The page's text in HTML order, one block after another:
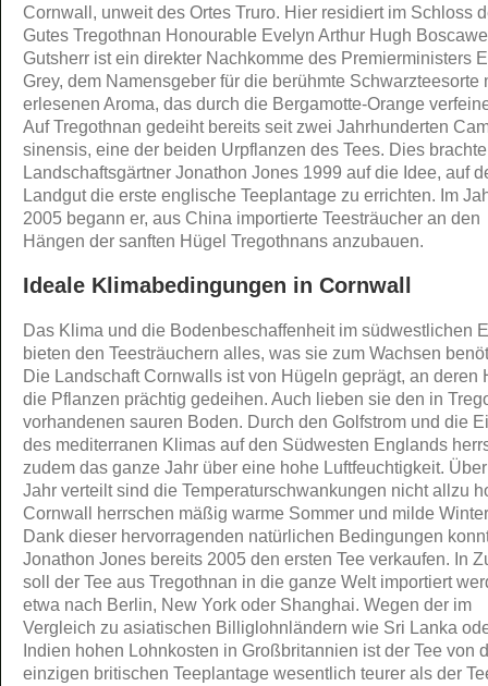
Cornwall, unweit des Ortes Truro. Hier residiert im Schloss
Gutes Tregothnan Honourable Evelyn Arthur Hugh
Gutsherr ist ein direkter Nachkomme des Premierministers
Grey, dem Namensgeber für die berühmte Schwarzteesorte
erlesenen Aroma, das durch die Bergamotte-Orange
Auf Tregothnan gedeiht bereits seit zwei Jahrhunderten
sinensis, eine der beiden Urpflanzen des Tees. Dies
Landschaftsgärtner Jonathon Jones 1999 auf die Idee, auf
Landgut die erste englische Teeplantage zu errichten. Im
2005 begann er, aus China importierte Teesträucher an den
Hängen der sanften Hügel Tregothnans anzubauen.
Ideale Klimabedingungen in Cornwall
Das Klima und die Bodenbeschaffenheit im südwestlichen
bieten den Teesträuchern alles, was sie zum Wachsen
Die Landschaft Cornwalls ist von Hügeln geprägt, an deren
die Pflanzen prächtig gedeihen. Auch lieben sie den in
vorhandenen sauren Boden. Durch den Golfstrom und die
des mediterranen Klimas auf den Südwesten Englands
zudem das ganze Jahr über eine hohe Luftfeuchtigkeit.
Jahr verteilt sind die Temperaturschwankungen nicht allzu
Cornwall herrschen mäßig warme Sommer und milde
Dank dieser hervorragenden natürlichen Bedingungen
Jonathon Jones bereits 2005 den ersten Tee verkaufen. In
soll der Tee aus Tregothnan in die ganze Welt importiert
etwa nach Berlin, New York oder Shanghai. Wegen der im
Vergleich zu asiatischen Billiglohnländern wie Sri Lanka
Indien hohen Lohnkosten in Großbritannien ist der Tee von
einzigen britischen Teeplantage wesentlich teurer als der